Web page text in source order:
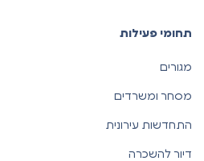
תחומי פעילות
מגורים
מסחר ומשרדים
התחדשות עירונית
דיור להשכרה